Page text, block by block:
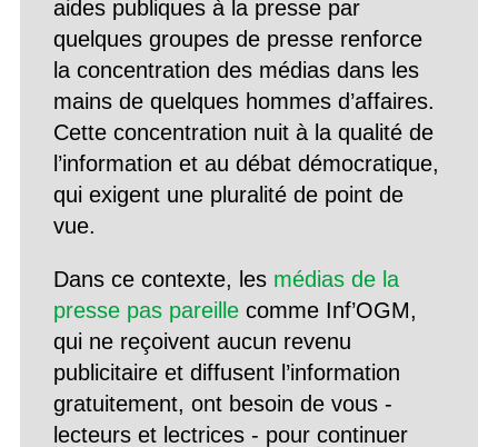
aides publiques à la presse par
quelques groupes de presse renforce
la concentration des médias dans les
mains de quelques hommes d’affaires.
Cette concentration nuit à la qualité de
l’information et au débat démocratique,
qui exigent une pluralité de point de
vue.
Dans ce contexte, les médias de la
presse pas pareillecomme Inf’OGM,
qui ne reçoivent aucun revenu
publicitaire et diffusent l’information
gratuitement, ont besoin de vous -
lecteurs et lectrices - pour continuer